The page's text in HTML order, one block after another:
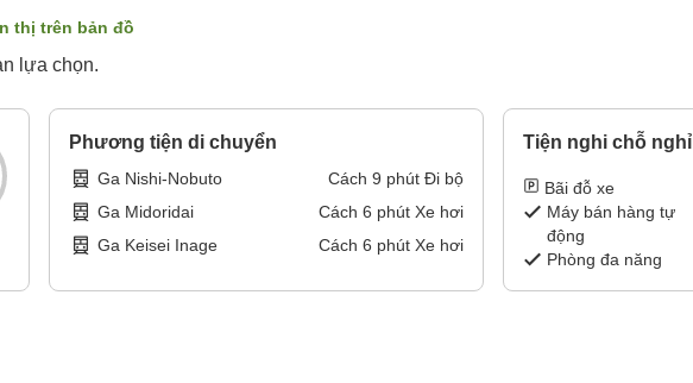
thị trên bản đồ
lựa chọn.
Phương tiện di chuyển
Ga Nishi-Nobuto Cách 9 phút Đi bộ
Ga Midoridai
Cách 6 phút Xe hơi
Ga Keisei Inage
Cách 6 phút Xe hơi
Tiện nghi chỗ nghỉ
Bãi đỗ xe
Máy bán hàng tự
động
Phòng đa năng